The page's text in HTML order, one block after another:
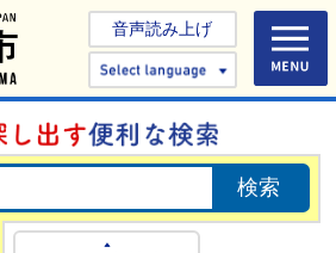
音声読み上げ
Select
Google検索